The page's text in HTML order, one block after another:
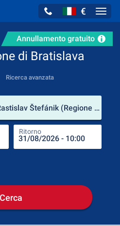
€
Annullamento gratuito
di Bratislava
Ricerca avanzata
Aeroporto Milan Rastislav Štefánik (Regione di Bratislava / Slovacchia)
Ritorno
Cerca